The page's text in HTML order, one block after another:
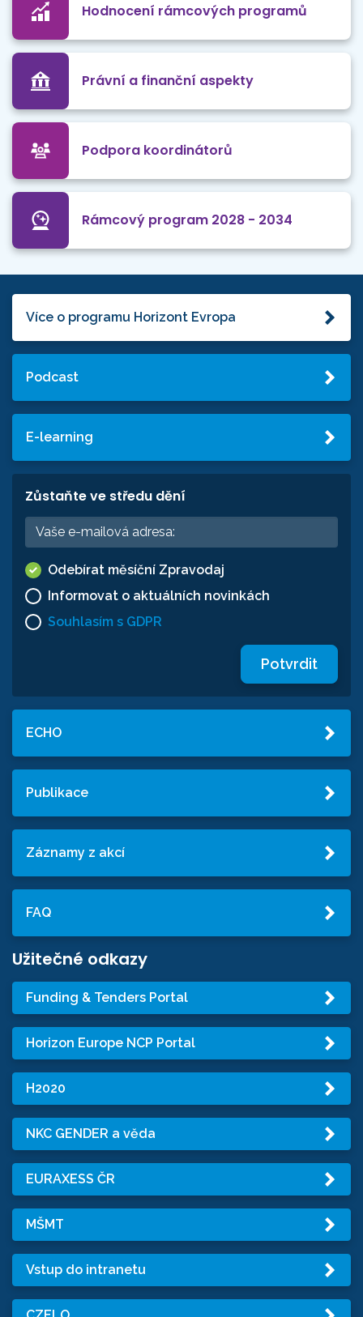
Hodnocení rámcových programů
Právní a finanční aspekty
Podpora koordinátorů
Rámcový program 2028 - 2034
Více o programu Horizont Evropa
Podcast
E-learning
Zůstaňte ve středu dění
Odebírat měsíční Zpravodaj
Informovat o aktuálních novinkách
Souhlasím s GDPR
Potvrdit
ECHO
Publikace
Záznamy z akcí
FAQ
Užitečné odkazy
Funding & Tenders Portal
Horizon Europe NCP Portal
H2020
NKC GENDER a věda
EURAXESS ČR
MŠMT
Vstup do intranetu